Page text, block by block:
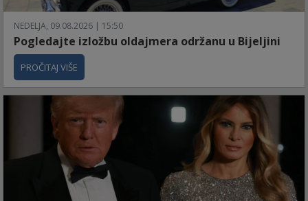
NEDELJA, 09.08.2026 | 15:50
Pogledajte izložbu oldajmera održanu u Bijeljini
PROČITAJ VIŠE